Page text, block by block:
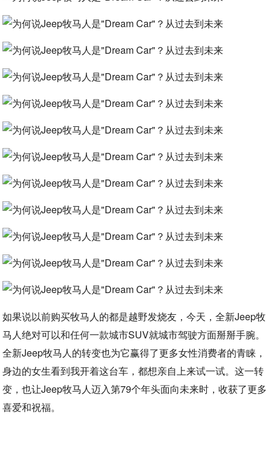
如果说以前购买牧马人的都是越野发烧友，今天，全新Jeep牧
马人绝对可以和任何一款城市SUV就城市驾驶方面掰掰手腕。
全新Jeep牧马人的转变也为它赢得了更多女性消费者的青睐，
身边的女生看到我开着这台车，都想亲自上来试一试。这一转
变，也让Jeep牧马人迈入第79个年头面向未来时，收获了更多
喜爱和祝福。